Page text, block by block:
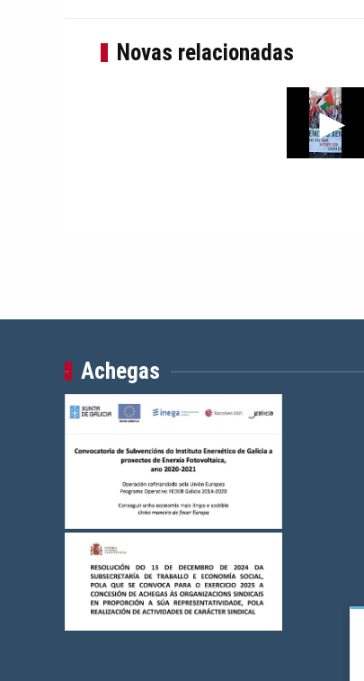
Novas relacionadas
Achegas